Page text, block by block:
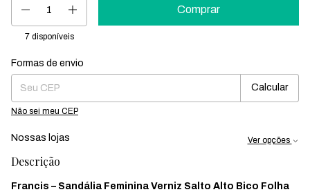
7 disponíveis
Entregas para o CEP:
Formas de envio
Calcular
Não sei meu CEP
Nossas lojas Ver opções
Descrição
Francis – Sandália Feminina Verniz Salto Alto Bico Folha